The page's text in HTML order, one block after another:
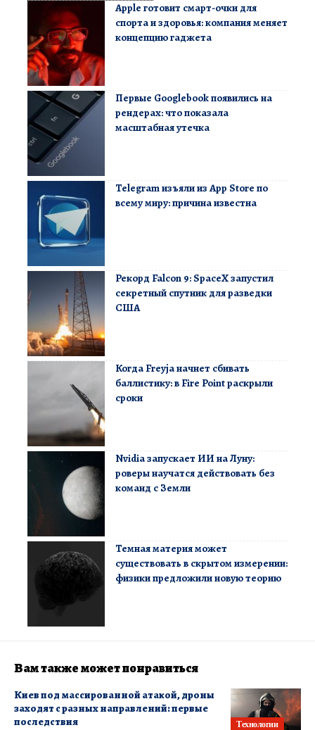
Apple готовит смарт-очки для
спорта и здоровья: компания меняет
концепцию гаджета
Первые Googlebook появились на
рендерах: что показала
масштабная утечка
Telegram изъяли из App Store по
всему миру: причина известна
Рекорд Falcon 9: SpaceX запустил
секретный спутник для разведки
США
Когда Freyja начнет сбивать
баллистику: в Fire Point раскрыли
сроки
Nvidia запускает ИИ на Луну:
роверы научатся действовать без
команд с Земли
Темная материя может
существовать в скрытом измерении:
физики предложили новую теорию
Вам также может понравиться
Технологии
Киев под массированной атакой, дроны
заходят с разных направлений: первые
последствия